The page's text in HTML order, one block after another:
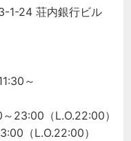
1-24 荘内銀行ビル
～
23:00（L.O.22:00）
（L.O.22:00）